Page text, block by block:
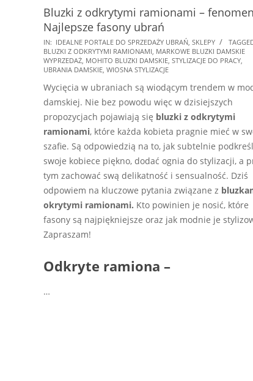
Bluzki z odkrytymi ramionami –
Najlepsze fasony ubrań
2025-
03-
25
IN: IDEALNE PORTALE DO SPRZEDAŻY UBRAŃ, SKLEPY
BLUZKI Z ODKRYTYMI RAMIONAMI, MARKOWE BLUZKI DAMSKIE
WYPRZEDAŻ, MOHITO BLUZKI DAMSKIE, STYLIZACJE DO PRACY,
UBRANIA DAMSKIE, WIOSNA STYLIZACJE
Wycięcia w ubraniach są wiodącym trendem w
damskiej. Nie bez powodu więc w dzisiejszych
propozycjach pojawiają się bluzki z odkrytymi
ramionami, które każda kobieta pragnie mieć w
szafie. Są odpowiedzią na to, jak subtelnie
swoje kobiece piękno, dodać ognia do stylizacji, a
tym zachować swą delikatność i sensualność. Dziś
odpowiem na kluczowe pytania związane z
okrytymi ramionami. Kto powinien je nosić, które
fasony są najpiękniejsze oraz jak modnie je
Zapraszam!
Odkryte ramiona –
…